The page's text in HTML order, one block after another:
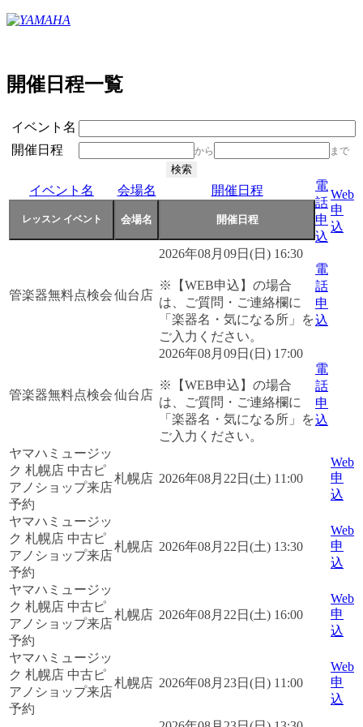
開催日程一覧
イベント名
開催日程
から まで
イベント名 会場名 開催日程
電
話
申
込
Web
申
込
管楽器無料点検会仙台店
2026年08月09日(日) 16:30
※【WEB申込】の場合
は、ご質問・ご連絡欄に
「楽器名・気になる所」を
ご入力ください。
電
話
申
込
管楽器無料点検会仙台店
2026年08月09日(日) 17:00
※【WEB申込】の場合
は、ご質問・ご連絡欄に
「楽器名・気になる所」を
ご入力ください。
電
話
申
込
ヤマハミュージッ
ク 札幌店 中古ピ
アノショップ来店
予約
札幌店 2026年08月22日(土) 11:00
Web
申
込
ヤマハミュージッ
ク 札幌店 中古ピ
アノショップ来店
予約
札幌店 2026年08月22日(土) 13:30
Web
申
込
ヤマハミュージッ
ク 札幌店 中古ピ
アノショップ来店
予約
札幌店 2026年08月22日(土) 16:00
Web
申
込
ヤマハミュージッ
ク 札幌店 中古ピ
アノショップ来店
予約
札幌店 2026年08月23日(日) 11:00
Web
申
込